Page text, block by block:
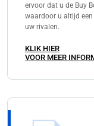
ervoor dat u de Buy
waardoor u altijd
uw rivalen.
KLIK HIER
VOOR MEER